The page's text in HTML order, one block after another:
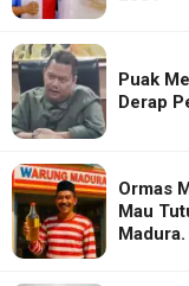
Puak
Derap
Ormas
Mau